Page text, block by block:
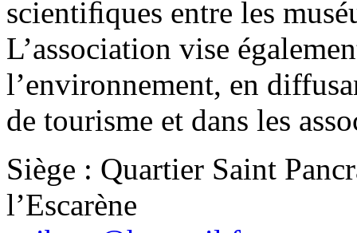
scientiﬁques entre les
L’association vise
l’environnement, en
de tourisme et dans les
Siège : Quartier Saint
l’Escarène